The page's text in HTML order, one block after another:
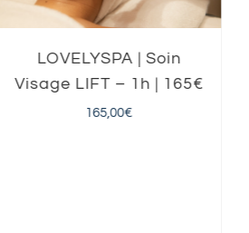
LOVELYSPA | Soin
Visage LIFT – 1h | 165€
165,00€